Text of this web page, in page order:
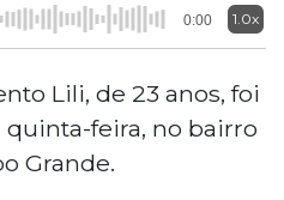
0:00 1.0x
Lili, de 23 anos, foi
feira, no bairro
Grande.